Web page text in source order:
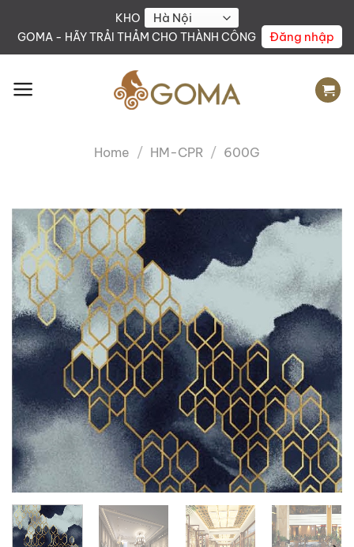
KHO
GOMA - HÃY TRẢI THẢM CHO THÀNH CÔNG
Đăng nhập
Home / HM-CPR / 600G